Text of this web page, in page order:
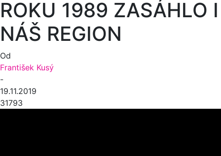
ROKU 1989 ZASÁHLO I
NÁŠ REGION
Od
František Kusý
-
19.11.2019
31793